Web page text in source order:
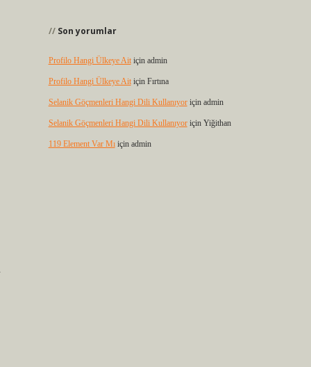
Son yorumlar
Profilo Hangi Ülkeye Aitiçin admin
Profilo Hangi Ülkeye Aitiçin Fırtına
Selanik Göçmenleri Hangi Dili Kullanıyoriçin admin
Selanik Göçmenleri Hangi Dili Kullanıyoriçin Yiğithan
119 Element Var Mıiçin admin